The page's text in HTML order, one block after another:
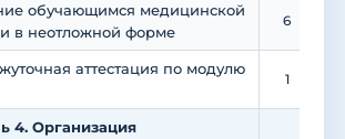
обучающимся медицинской
в неотложной форме
6
аттестация по модулю
1
4. Организация